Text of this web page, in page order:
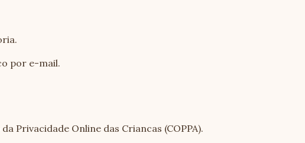
por e-mail.
Privacidade Online das Criancas (COPPA).